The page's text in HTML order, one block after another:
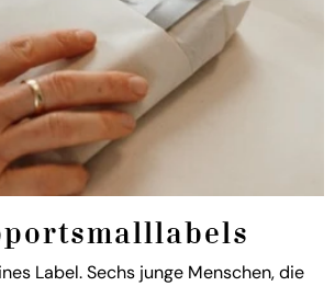
Label. Sechs junge Menschen, die